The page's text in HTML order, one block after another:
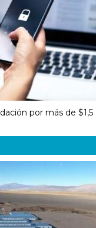
por más de $1,5